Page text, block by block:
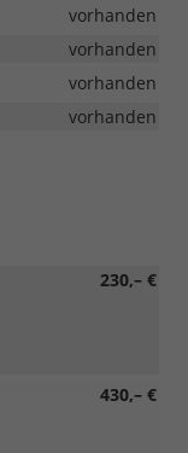
vorhanden
vorhanden
vorhanden
vorhanden
230,– €
430,– €